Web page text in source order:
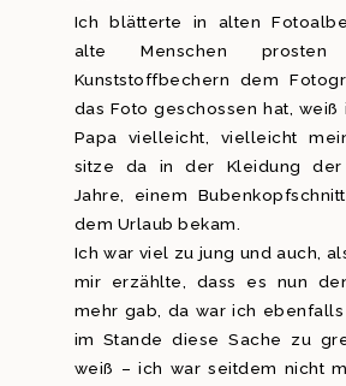
Ich blätterte in alten
alte Menschen
Kunststoffbechern dem
das Foto geschossen hat, weiß
Papa vielleicht, vielleicht
sitze da in der Kleidung
Jahre, einem
dem Urlaub bekam.
Ich war viel zu jung und auch,
mir erzählte, dass es nun
mehr gab, da war ich
im Stande diese Sache zu
weiß – ich war seitdem nicht